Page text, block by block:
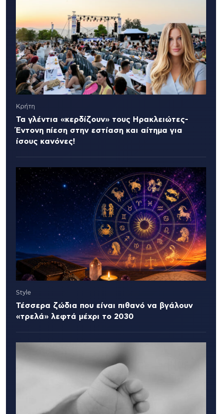
Κρήτη
Τα γλέντια «κερδίζουν» τους Ηρακλειώτες-
Έντονη πίεση στην εστίαση και αίτημα για
ίσους κανόνες!
Style
Τέσσερα ζώδια που είναι πιθανό να βγάλουν
«τρελά» λεφτά μέχρι το 2030